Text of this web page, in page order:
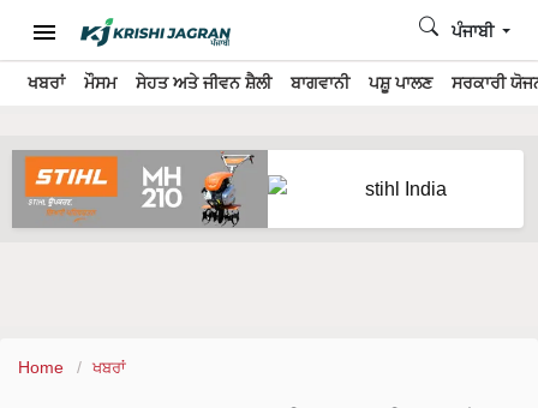
ਖਬਰਾਂ ਮੌਸਮ ਸੇਹਤ ਅਤੇ ਜੀਵਨ ਸ਼ੈਲੀ ਬਾਗਵਾਨੀ ਪਸ਼ੂ ਪਾਲਣ ਸਰਕਾਰੀ
ਪੰਜਾਬੀ
Home ਖਬਰਾਂ